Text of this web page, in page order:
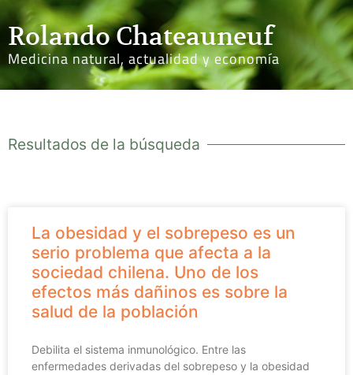
Rolando Chateauneuf
Medicina natural, actualidad y economía
Resultados de la búsqueda
La obesidad y el sobrepeso es un
serio problema que afecta a la
sociedad chilena. Uno de los
efectos más dañinos es sobre la
salud de la población
Debilita el sistema inmunológico. Entre las
enfermedades derivadas del sobrepeso y la obesidad